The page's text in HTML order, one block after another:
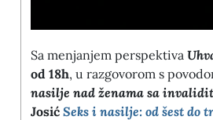
Sa menjanjem perspektiva
od 18h, u razgovorom s
nasilje nad ženama sa
Josić Seks i nasilje: od šest do